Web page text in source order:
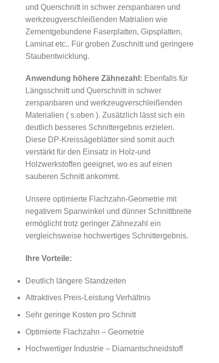
und Querschnitt in schwer zerspanbaren und
werkzeugverschleißenden Matrialien wie
Zementgebundene Faserplatten, Gipsplatten,
Laminat etc.. Für groben Zuschnitt und geringere
Staubentwicklung.
Anwendung höhere Zähnezahl: Ebenfalls für
Längsschnitt und Querschnitt in schwer
zerspanbaren und werkzeugverschleißenden
Materialien ( s.oben ). Zusätzlich lässt sich ein
deutlich besseres Schnittergebnis erzielen.
Diese DP-Kreissägeblätter sind somit auch
verstärkt für den Einsatz in Holz-und
Holzwerkstoffen geeignet, wo es auf einen
sauberen Schnitt ankommt.
Unsere optimierte Flachzahn-Geometrie mit
negativem Spanwinkel und dünner Schnittbreite
ermöglicht trotz geringer Zähnezahl ein
vergleichsweise hochwertiges Schnittergebnis.
Ihre Vorteile:
Deutlich längere Standzeiten
Attraktives Preis-Leistung Verhältnis
Sehr geringe Kosten pro Schnitt
Optimierte Flachzahn – Geometrie
Hochwertiger Industrie – Diamantschneidstoff